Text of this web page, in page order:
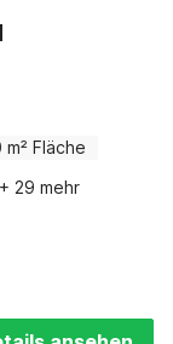
m² Fläche
+ 29 mehr